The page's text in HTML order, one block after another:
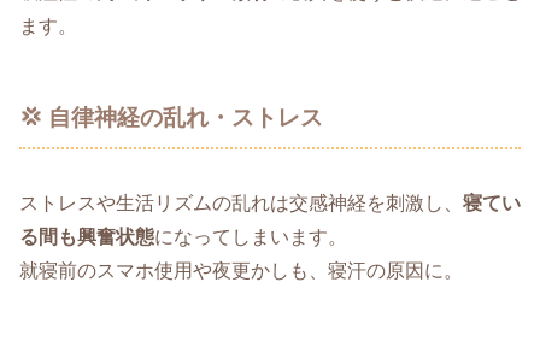
ます。
💢 自律神経の乱れ・ストレス
ストレスや生活リズムの乱れは交感神経を刺激し、 寝てい
る間も興奮状態になってしまいます。
就寝前のスマホ使用や夜更かしも、寝汗の原因に。